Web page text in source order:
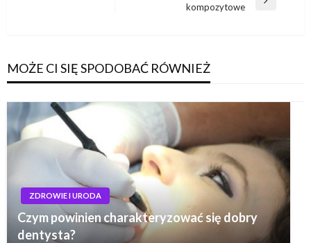
kompozytowe
MOŻE CI SIĘ SPODOBAĆ RÓWNIEŻ
ZDROWIE I URODA
Czym powinien charakteryzować się dobry
dentysta?